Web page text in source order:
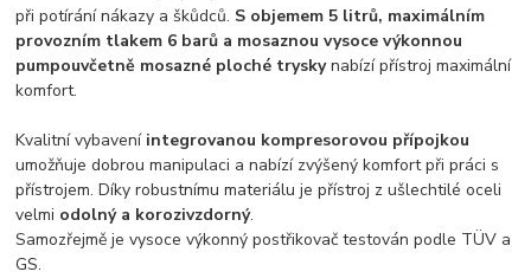
při potírání nákazy a škůdců. S objemem 5 litrů, maximálním
provozním tlakem 6 barů a mosaznou vysoce výkonnou
pumpouvčetně mosazné ploché tryskynabízí přístroj maximální
komfort.
Kvalitní vybavení integrovanou kompresorovou přípojkou
umožňuje dobrou manipulaci a nabízí zvýšený komfort při práci s
přístrojem. Díky robustnímu materiálu je přístroj z ušlechtilé oceli
velmi odolný a korozivzdorný.
Samozřejmě je vysoce výkonný postřikovač testován podle TÜV a
GS.